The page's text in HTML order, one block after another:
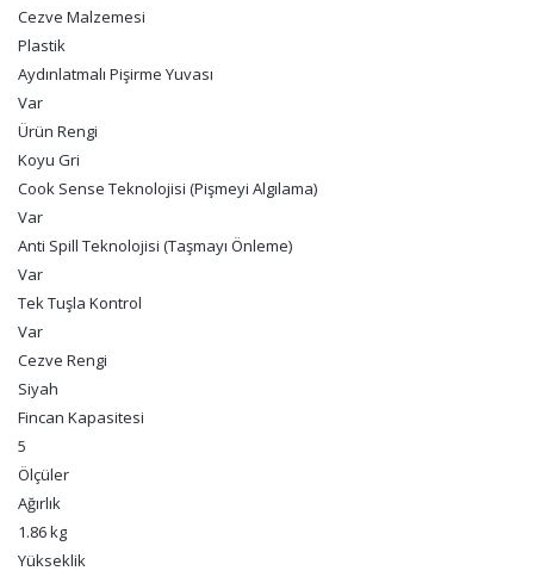
Cezve Malzemesi
Plastik
Aydınlatmalı Pişirme Yuvası
Var
Ürün Rengi
Koyu Gri
Cook Sense Teknolojisi (Pişmeyi Algılama)
Var
Anti Spill Teknolojisi (Taşmayı Önleme)
Var
Tek Tuşla Kontrol
Var
Cezve Rengi
Siyah
Fincan Kapasitesi
5
Ölçüler
Ağırlık
1.86 kg
Yükseklik